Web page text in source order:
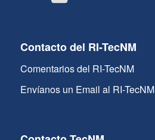
Contacto del RI-TecNM
Comentarios del RI-TecNM
Envíanos un Email al RI-TecNM